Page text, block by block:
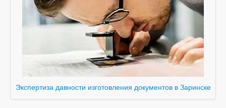
Экспертиза давности изготовления документов в Заринске